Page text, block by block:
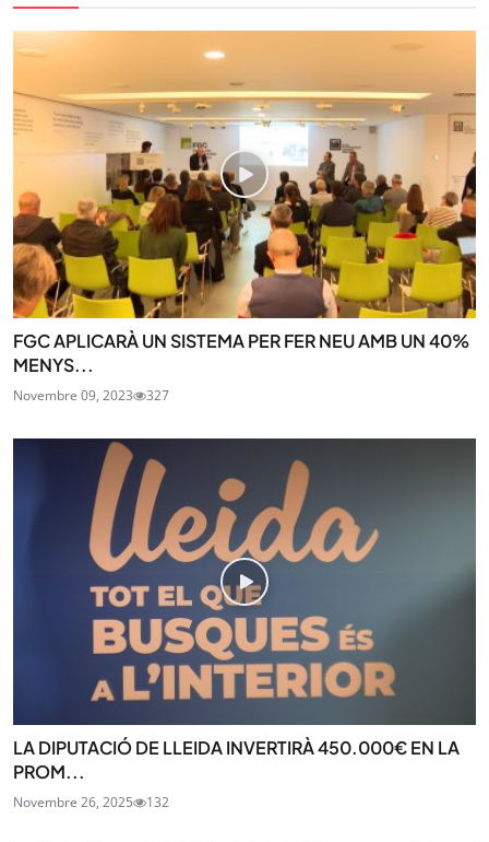
FGC APLICARÀ UN SISTEMA PER FER NEU AMB UN 40%
MENYS...
Novembre 09, 2023 327
LA DIPUTACIÓ DE LLEIDA INVERTIRÀ 450.000€ EN LA
PROM...
Novembre 26, 2025 132